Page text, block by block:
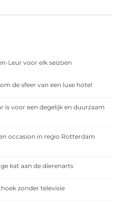
Leur voor elk seizoen
de sfeer van een luxe hotel
is voor een degelijk en duurzaam
occasion in regio Rotterdam
kat aan de dierenarts
zonder televisie